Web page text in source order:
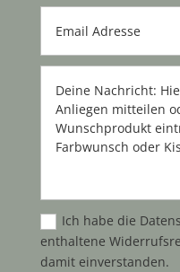
Ich habe die
enthaltene
damit einverstanden.